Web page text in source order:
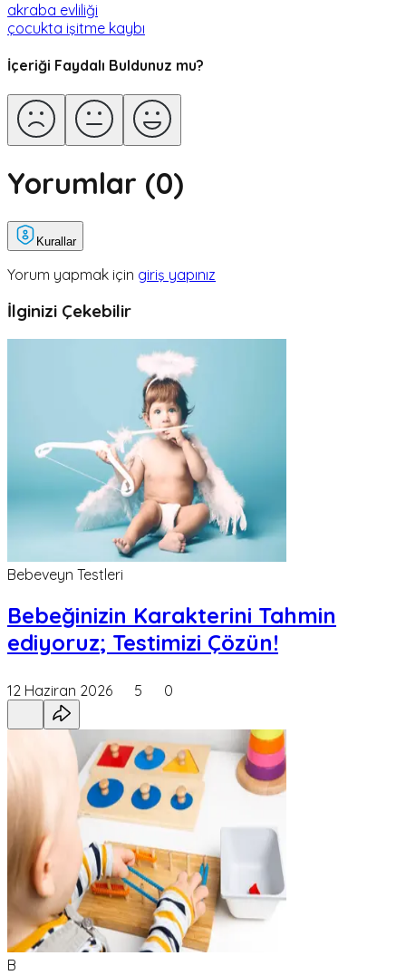
akraba evliliği
çocukta işitme kaybı
İçeriği Faydalı Buldunuz mu?
Yorumlar (0)
Kurallar
Yorum yapmak için giriş yapınız
İlginizi Çekebilir
Bebeveyn Testleri
Bebeğinizin Karakterini Tahmin
ediyoruz; Testimizi Çözün!
12 Haziran 2026 5 0
B